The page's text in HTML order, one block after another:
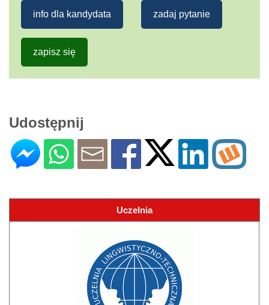
info dla kandydata zadaj pytanie
zapisz się
Udostępnij
Uczelnia